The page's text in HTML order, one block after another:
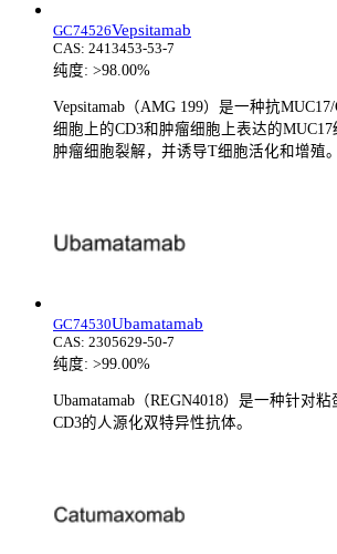
GC74526Vepsitamab
CAS: 2413453-53-7
纯度: >98.00%
Vepsitamab（AMG 199）是一种抗
细胞上的CD3和肿瘤细胞上表达的
肿瘤细胞裂解，并诱导T细胞活化和增殖。
GC74530Ubamatamab
CAS: 2305629-50-7
纯度: >99.00%
Ubamatamab（REGN4018）是一种针对
CD3的人源化双特异性抗体。